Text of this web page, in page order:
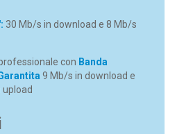
30 Mb/s in download e 8 Mb/s
con Banda
9 Mb/s in download e
upload